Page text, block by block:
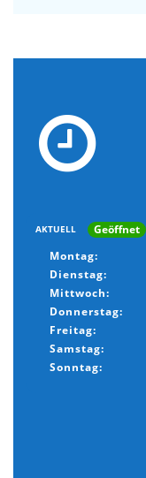
AKTUELL
Geöffnet
Montag:
Dienstag:
Mittwoch:
Donnerstag:
Freitag:
Samstag:
Sonntag: